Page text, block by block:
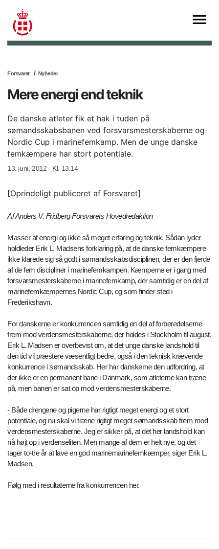
Forsvaret Nyheder
Mere energi end teknik
De danske atleter fik et hak i tuden på
sømandsskabsbanen ved forsvarsmesterskaberne og
Nordic Cup i marinefemkamp. Men de unge danske
femkæmpere har stort potentiale.
13. juni, 2012 - Kl. 13.14
[Oprindeligt publiceret af Forsvaret]
Af Anders V. Fridberg Forsvarets Hovedredaktion
Masser af energi og ikke så meget erfaring og teknik. Sådan lyder
holdleder Erik L. Madsens forklaring på, at de danske femkæmpere
ikke klarede sig så godt i sømandsskabsdisciplinen, der er den fjerde
af de fem discipliner i marinefemkampen. Kæmperne er i gang med
forsvarsmesterskaberne i marinefemkamp, der samtidig er en del af
marinefemkæmpernes Nordic Cup, og som finder sted i
Frederikshavn.
For danskerne er konkurrencen samtidig en del af forberedelserne
frem mod verdensmesterskaberne, der holdes i Stockholm til august.
Erik L. Madsen er overbevist om, at det unge danske landshold til
den tid vil præstere væsentligt bedre, også i den teknisk krævende
konkurrence i sømandsskab. Her har danskerne den udfordring, at
der ikke er en permanent bane i Danmark, som atleterne kan træne
på, men banen er sat op mod verdensmesterskaberne.
- Både drengene og pigerne har rigtigt meget energi og et stort
potentiale, og nu skal vi træne rigtigt meget sømandsskab frem mod
verdensmesterskaberne. Jeg er sikker på, at det her landshold kan
nå højt op i verdenseliten. Men mange af dem er helt nye, og det
tager to-tre år at lave en god marinemarinefemkæmper, siger Erik L.
Madsen.
Følg med i resultaterne fra konkurrencen her.